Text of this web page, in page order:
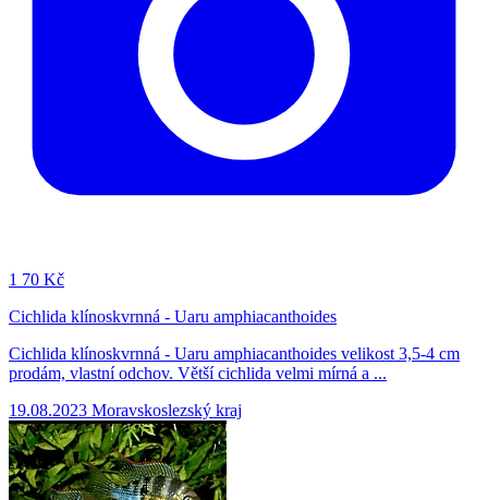
1 70 Kč
Cichlida klínoskvrnná - Uaru amphiacanthoides
Cichlida klínoskvrnná - Uaru amphiacanthoides velikost 3,5-4 cm
prodám, vlastní odchov. Větší cichlida velmi mírná a ...
19.08.2023 Moravskoslezský kraj